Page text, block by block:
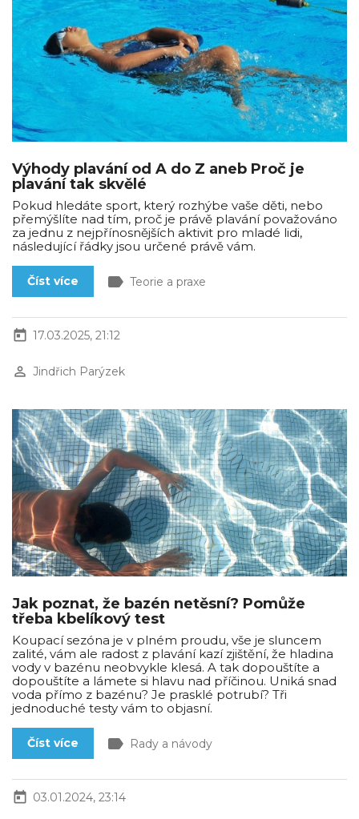
Výhody plavání od A do Z aneb Proč je
plavání tak skvělé
Pokud hledáte sport, který rozhýbe vaše děti, nebo
přemýšlíte nad tím, proč je právě plavání považováno
za jednu z nejpřínosnějších aktivit pro mladé lidi,
následující řádky jsou určené právě vám.
Číst více label Teorie a praxe
today 17.03.2025, 21:12
perm_identity Jindřich Parýzek
Jak poznat, že bazén netěsní? Pomůže
třeba kbelíkový test
Koupací sezóna je v plném proudu, vše je sluncem
zalité, vám ale radost z plavání kazí zjištění, že hladina
vody v bazénu neobvykle klesá. A tak dopouštíte a
dopouštíte a lámete si hlavu nad příčinou. Uniká snad
voda přímo z bazénu? Je prasklé potrubí? Tři
jednoduché testy vám to objasní.
Číst více label Rady a návody
today 03.01.2024, 23:14